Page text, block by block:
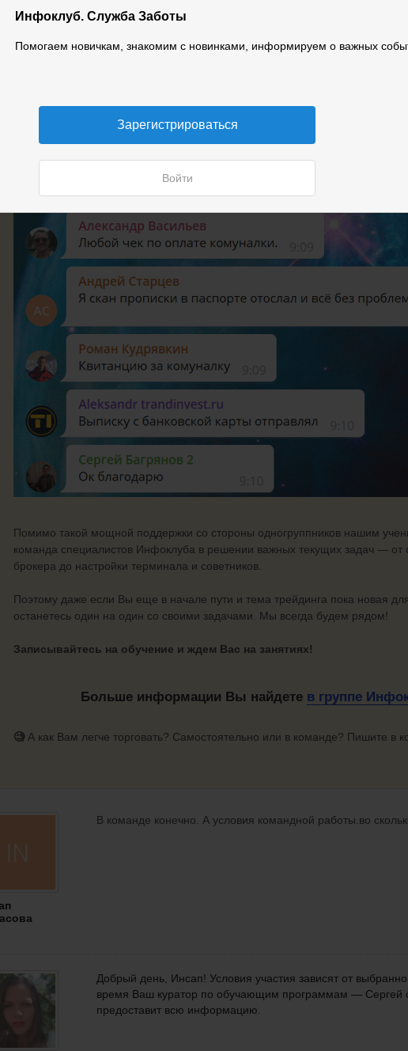
Инфоклуб. Служба Заботы
Помогаем новичкам, знакомим с новинками, информируем о важных
Зарегистрироваться
Войти
Помимо такой мощной поддержки со стороны одногруппников нашим
команда специалистов Инфоклуба в решении важных текущих задач — от
брокера до настройки терминала и советников.
Поэтому даже если Вы еще в начале пути и тема трейдинга пока новая
останетесь один на один со своими задачами. Мы всегда будем рядом!
Записывайтесь на обучение и ждем Вас на занятиях!
Больше информации Вы найдете в группе
🧐 А как Вам легче торговать? Самостоятельно или в команде? Пишите в
В команде конечно. А условия командной работы.во
Добрый день, Инсап! Условия участия зависят от
время Ваш куратор по обучающим программам — Сергей
предоставит всю информацию.